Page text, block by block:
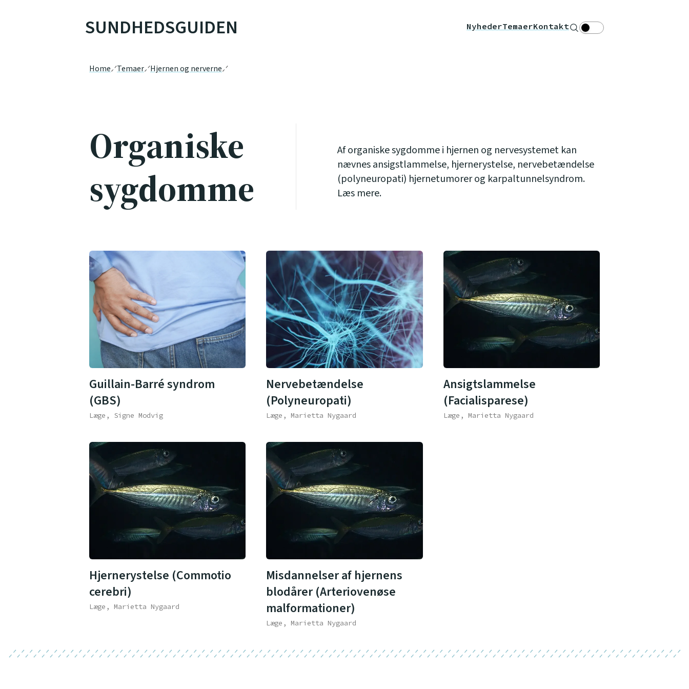
SUNDHEDSGUIDEN NyhederTemaerKontakt Søg Theme toggle
Home Temaer Hjernen og nerverne
Organiske
sygdomme
Af organiske sygdomme i hjernen og nervesystemet kan
nævnes ansigstlammelse, hjernerystelse, nervebetændelse
(polyneuropati) hjernetumorer og karpaltunnelsyndrom.
Læs mere.
Guillain-Barré syndrom
(GBS)
Læge, Signe Modvig
Nervebetændelse
(Polyneuropati)
Læge, Marietta Nygaard
Ansigtslammelse
(Facialisparese)
Læge, Marietta Nygaard
Hjernerystelse (Commotio
cerebri)
Læge, Marietta Nygaard
Misdannelser af hjernens
blodårer (Arteriovenøse
malformationer)
Læge, Marietta Nygaard